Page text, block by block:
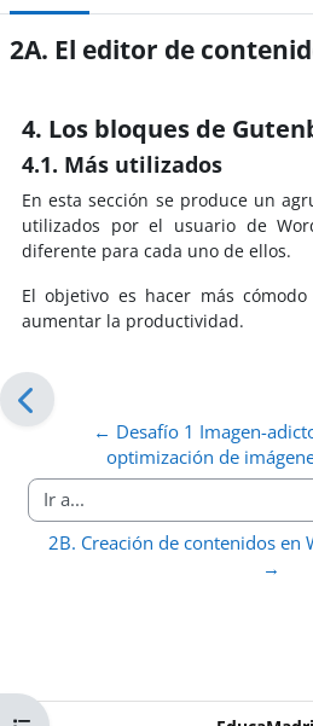
2A. El editor de
4. Los bloques de
4.1. Más utilizados
En esta sección se produce un
utilizados por el usuario de
diferente para cada uno de ellos.
El objetivo es hacer más
aumentar la productividad.
← Desafío 1 Imagen-
optimización de
Ir a...
2B. Creación de contenidos en
→